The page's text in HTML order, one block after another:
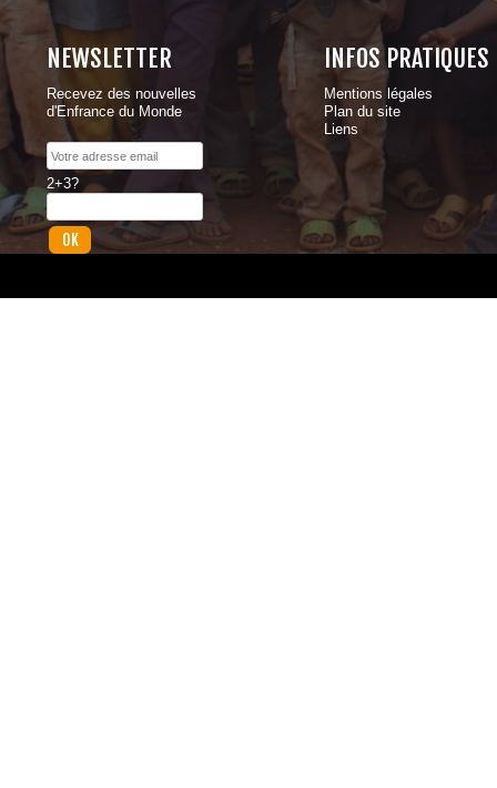
NEWSLETTER
Recevez des nouvelles
d'Enfrance du Monde
2+3?
INFOS PRATIQUES
Mentions légales
Plan du site
Liens